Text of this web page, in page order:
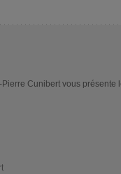
Cunibert vous présente